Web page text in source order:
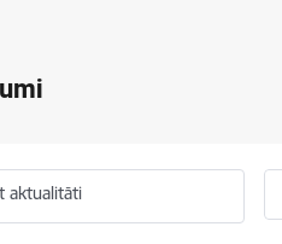
aktualitāti